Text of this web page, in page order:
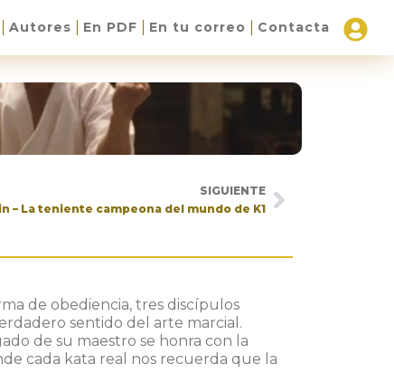
Autores En PDF En tu correo Contacta
SIGUIENTE
– La teniente campeona del mundo de K1
de obediencia, tres discípulos
sentido del arte marcial.
de su maestro se honra con la
cada kata real nos recuerda que la